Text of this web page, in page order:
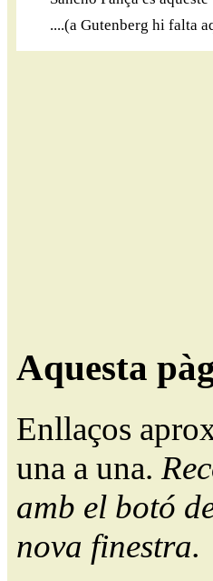
....(a Gutenberg hi falta
Aquesta
Enllaços
una a una.
amb el botó
nova finestra.